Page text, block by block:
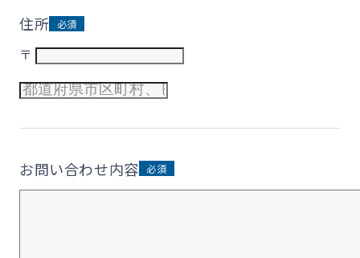
住所
〒
お問い合わせ内容